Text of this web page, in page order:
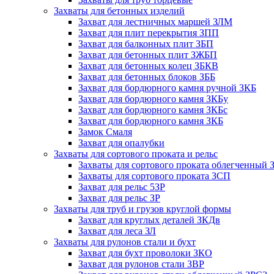
Захваты для бетонных изделий
Захват для лестничных маршей ЗЛМ
Захват для плит перекрытия ЗПП
Захват для балконных плит ЗБП
Захват для бетонных плит ЗЖБП
Захват для бетонных колец ЗБКВ
Захват для бетонных блоков ЗББ
Захват для бордюрного камня ручной ЗКБ
Захват для бордюрного камня ЗКБу
Захват для бордюрного камня ЗКБс
Захват для бордюрного камня ЗКБ
Замок Смаля
Захват для опалубки
Захваты для сортового проката и рельс
Захваты для сортового проката облегченный
Захваты для сортового проката ЗСП
Захват для рельс 5ЗР
Захват для рельс ЗР
Захваты для труб и грузов круглой формы
Захват для круглых деталей ЗКДв
Захват для леса ЗЛ
Захваты для рулонов стали и бухт
Захват для бухт проволоки ЗКО
Захват для рулонов стали ЗВР